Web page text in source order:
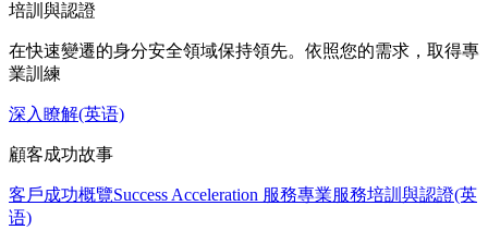
培訓與認證
在快速變遷的身分安全領域保持領先。依照您的需求，取得專
業訓練
深入瞭解(英语)
顧客成功故事
客戶成功概覽Success Acceleration 服務專業服務培訓與認證(英
语)